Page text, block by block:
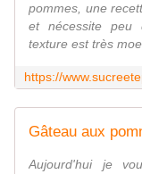
pommes, une
et nécessite peu
texture est très
Aujourd'hui je